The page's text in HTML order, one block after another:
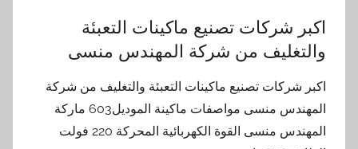
اكبر شركات تصنيع ماكينات التعبئة
والتغليف من شركة المهندس منسى
اكبر شركات تصنيع ماكينات التعبئة والتغليف من شركة
المهندس منسى مواصفات ماكينة الموديل603 ماركة
المهندس منسى القوة الكهربائية المحركة 220 فولت